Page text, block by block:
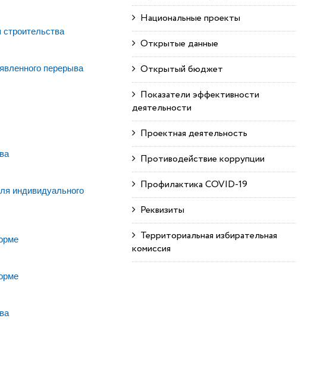
перерыва
индивидуального
Национальные проекты
Открытые данные
Открытый бюджет
Показатели эффективности
деятельности
Проектная деятельность
Противодействие коррупции
Профилактика COVID-19
Реквизиты
Территориальная избирательная
комиссия